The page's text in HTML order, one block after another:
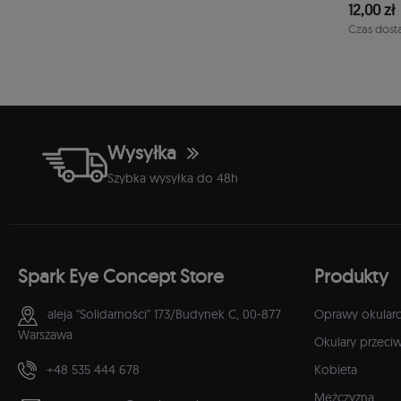
12,00 zł
Czas
Wysyłka
Szybka wysyłka do 48h
Spark Eye Concept Store
aleja "Solidarności" 173/Budynek C, 00-877
Warszawa
+48 535 444 678
Produkty
Oprawy
Okulary
Kobieta
Mężczyzna